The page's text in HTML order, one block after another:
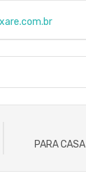
PARA CASA